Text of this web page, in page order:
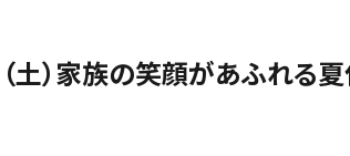
土）家族の笑顔があふれる